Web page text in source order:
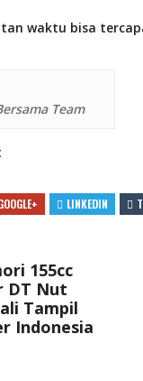
waktu bisa
Team
LINKEDIN
155cc
DT Nut
Tampil
Indonesia